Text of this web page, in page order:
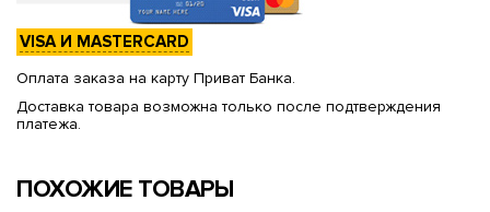
VISA И MASTERCARD
Оплата заказа на карту Приват Банка.
Доставка товара возможна только после подтверждения
платежа.
ПОХОЖИЕ ТОВАРЫ